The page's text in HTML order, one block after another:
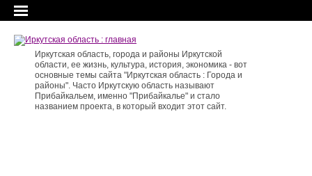
Иркутская область, города и районы Иркутской
области, ее жизнь, культура, история, экономика - вот
основные темы сайта "Иркутская область : Города и
районы". Часто Иркутскую область называют
Прибайкальем, именно "Прибайкалье" и стало
названием проекта, в который входит этот сайт.